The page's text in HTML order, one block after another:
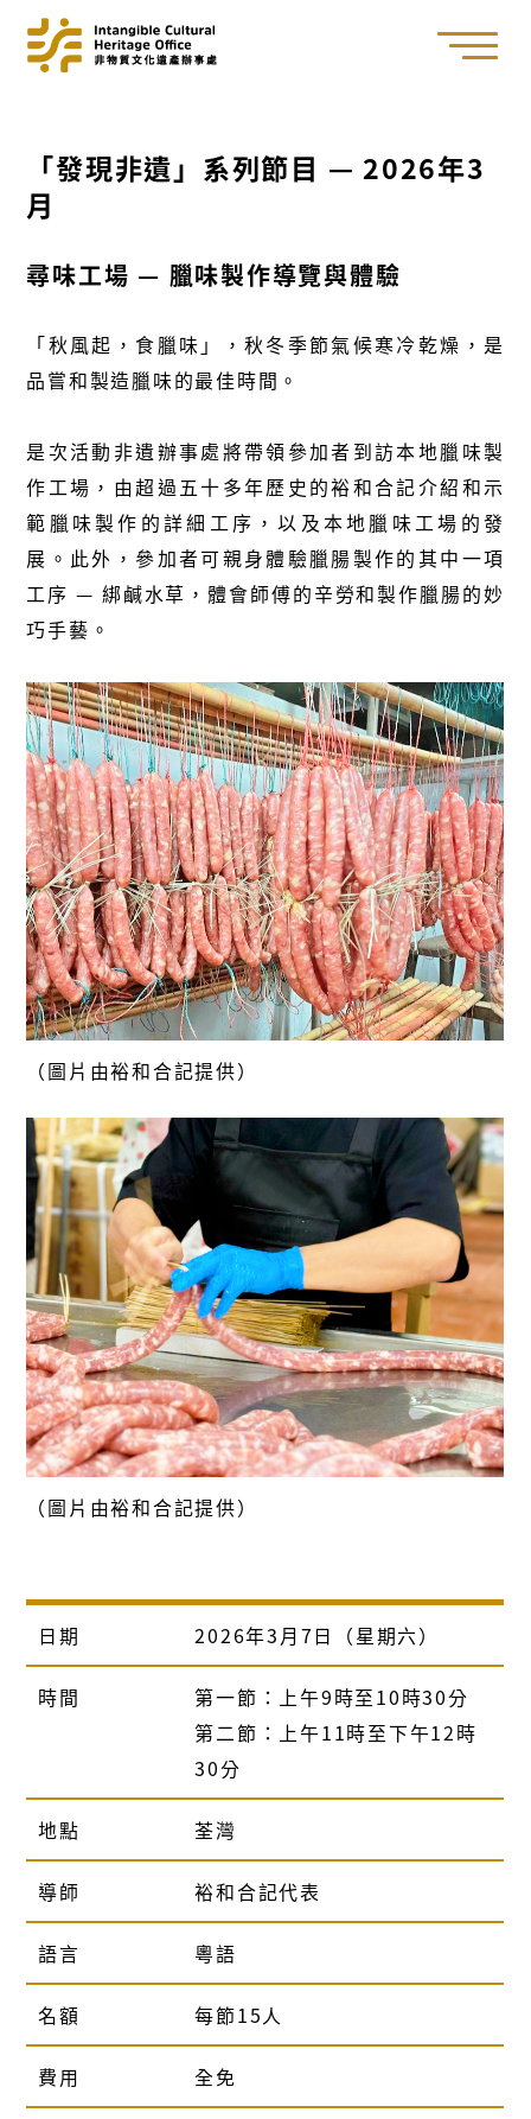
「發現非遺」系列節目 — 2026年3
月
尋味工場 — 臘味製作導覽與體驗
「秋風起，食臘味」，秋冬季節氣候寒冷乾燥，是
品嘗和製造臘味的最佳時間。
是次活動非遺辦事處將帶領參加者到訪本地臘味製
作工場，由超過五十多年歷史的裕和合記介紹和示
範臘味製作的詳細工序，以及本地臘味工場的發
展。此外，參加者可親身體驗臘腸製作的其中一項
工序 — 綁鹹水草，體會師傅的辛勞和製作臘腸的妙
巧手藝。
（圖片由裕和合記提供）
（圖片由裕和合記提供）
日期 2026年3月7日（星期六）
時間
第一節：上午9時至10時30分
第二節：上午11時至下午12時
30分
地點 荃灣
導師 裕和合記代表
語言 粵語
名額 每節15人
費用 全免